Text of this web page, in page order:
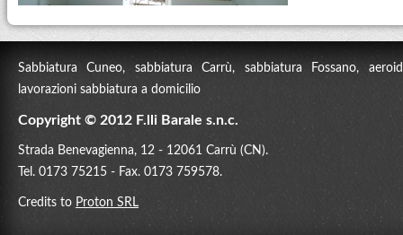
Sabbiatura Cuneo, sabbiatura Carrù, sabbiatura Fossano,
lavorazioni sabbiatura a domicilio
Copyright © 2012 F.lli Barale s.n.c.
Strada Benevagienna, 12 - 12061 Carrù (CN).
Tel. 0173 75215 - Fax. 0173 759578.
Credits to Proton SRL